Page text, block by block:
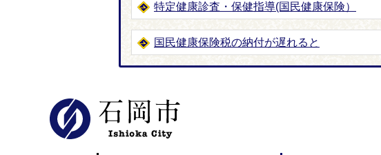
特定健康診査・保健指導(国民健康保険）
国民健康保険税の納付が遅れると